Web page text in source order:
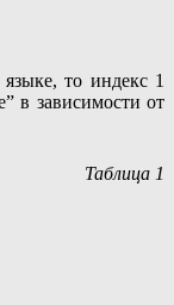
то индекс 1
в зависимости от
Таблица 1